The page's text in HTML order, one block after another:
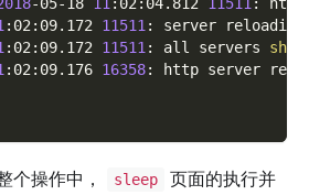
:02:09.172 11511 : server reloading
:02:09.172 11511 : all servers
:02:09.176 16358: http server
个操作中， sleep
页面的执行并